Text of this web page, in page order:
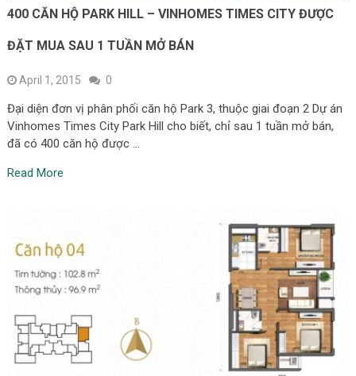
400 CĂN HỘ PARK HILL – VINHOMES TIMES CITY ĐƯỢC
ĐẶT MUA SAU 1 TUẦN MỞ BÁN
April 1, 2015 0
Đại diện đơn vị phân phối căn hộ Park 3, thuộc giai đoạn 2 Dự án
Vinhomes Times City Park Hill cho biết, chỉ sau 1 tuần mở bán,
đã có 400 căn hộ được …
Read More